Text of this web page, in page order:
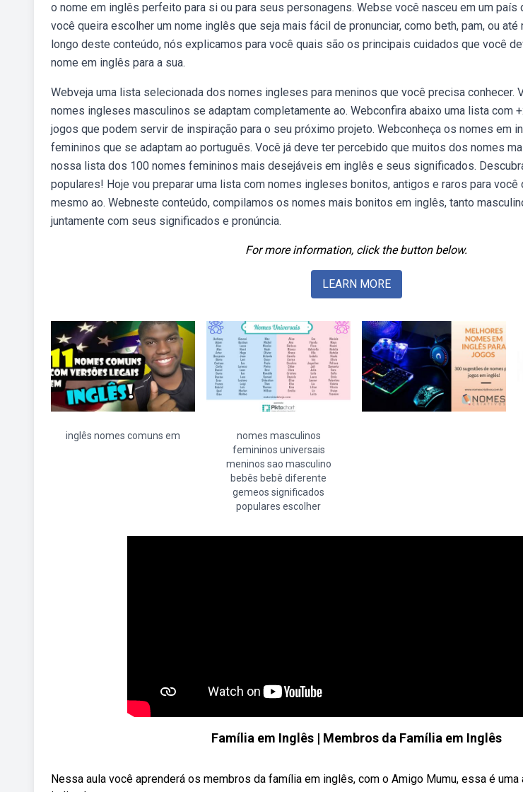
o nome em inglês perfeito para si ou para seus personagens. Webse você nasceu em um país
você queira escolher um nome inglês que seja mais fácil de pronunciar, como beth, pam, ou até
longo deste conteúdo, nós explicamos para você quais são os principais cuidados que você
nome em inglês para a sua.
Webveja uma lista selecionada dos nomes ingleses para meninos que você precisa conhecer.
nomes ingleses masculinos se adaptam completamente ao. Webconfira abaixo uma lista com
jogos que podem servir de inspiração para o seu próximo projeto. Webconheça os nomes em
femininos que se adaptam ao português. Você já deve ter percebido que muitos dos nomes
nossa lista dos 100 nomes femininos mais desejáveis em inglês e seus significados.
populares! Hoje vou preparar uma lista com nomes ingleses bonitos, antigos e raros para você
mesmo ao. Webneste conteúdo, compilamos os nomes mais bonitos em inglês, tanto
juntamente com seus significados e pronúncia.
For more information, click the button below.
LEARN MORE
inglês nomes comuns em
nomes masculinos
femininos universais
meninos sao masculino
bebês bebê diferente
gemeos significados
populares escolher
Família em Inglês | Membros da Família em Inglês
Nessa aula você aprenderá os membros da família em inglês, com o Amigo Mumu, essa é